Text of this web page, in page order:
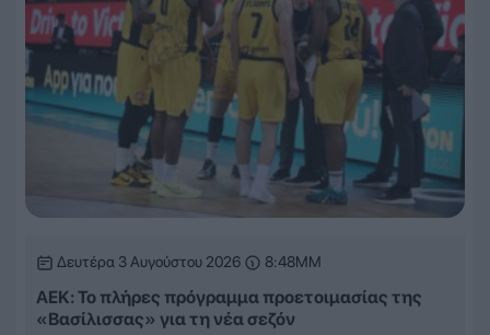
Δευτέρα 3 Αυγούστου 2026 8:48ΜΜ
ΑΕΚ: Το πλήρες πρόγραμμα προετοιμασίας της
«Βασίλισσας» για τη νέα σεζόν